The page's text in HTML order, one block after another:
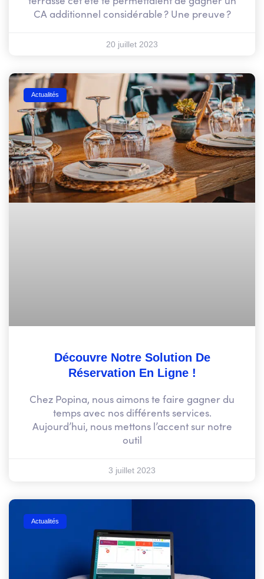
CA additionnel considérable ? Une preuve ?
20 juillet 2023
Actualités
Découvre Notre Solution De
Réservation En Ligne !
Chez Popina, nous aimons te faire gagner du
temps avec nos différents services.
Aujourd’hui, nous mettons l’accent sur notre
outil
3 juillet 2023
Actualités